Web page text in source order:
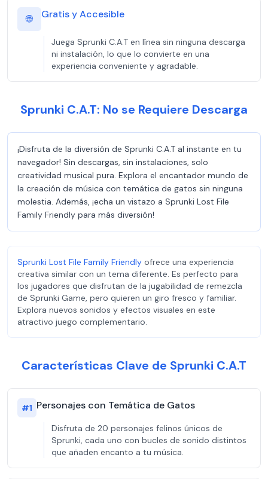
🌐 Gratis y Accesible
Juega Sprunki C.A.T en línea sin ninguna descarga
ni instalación, lo que lo convierte en una
experiencia conveniente y agradable.
Sprunki C.A.T: No se Requiere Descarga
¡Disfruta de la diversión de Sprunki C.A.T al instante en tu
navegador! Sin descargas, sin instalaciones, solo
creatividad musical pura. Explora el encantador mundo de
la creación de música con temática de gatos sin ninguna
molestia. Además, ¡echa un vistazo a Sprunki Lost File
Family Friendly para más diversión!
Sprunki Lost File Family Friendly ofrece una experiencia
creativa similar con un tema diferente. Es perfecto para
los jugadores que disfrutan de la jugabilidad de remezcla
de Sprunki Game, pero quieren un giro fresco y familiar.
Explora nuevos sonidos y efectos visuales en este
atractivo juego complementario.
Características Clave de Sprunki C.A.T
#1 Personajes con Temática de Gatos
Disfruta de 20 personajes felinos únicos de
Sprunki, cada uno con bucles de sonido distintos
que añaden encanto a tu música.